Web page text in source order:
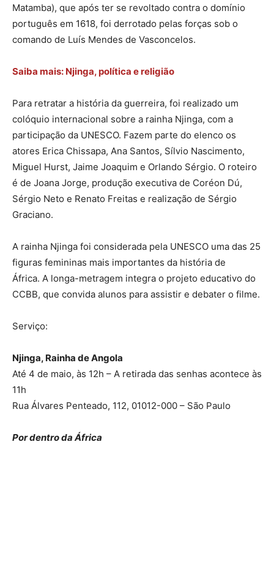
Matamba), que após ter se revoltado contra o domínio
português em 1618, foi derrotado pelas forças sob o
comando de Luís Mendes de Vasconcelos.
Saiba mais: Njinga, política e religião
Para retratar a história da guerreira, foi realizado um
colóquio internacional sobre a rainha Njinga, com a
participação da UNESCO. Fazem parte do elenco os
atores Erica Chissapa, Ana Santos, Sílvio Nascimento,
Miguel Hurst, Jaime Joaquim e Orlando Sérgio. O roteiro
é de Joana Jorge, produção executiva de Coréon Dú,
Sérgio Neto e Renato Freitas e realização de Sérgio
Graciano.
A rainha Njinga foi considerada pela UNESCO uma das 25
figuras femininas mais importantes da história de
África. A longa-metragem integra o projeto educativo do
CCBB, que convida alunos para assistir e debater o filme.
Serviço:
Njinga, Rainha de Angola
Até 4 de maio, às 12h – A retirada das senhas acontece às
11h
Rua Álvares Penteado, 112, 01012-000 – São Paulo
Por dentro da África